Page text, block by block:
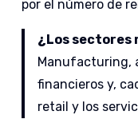
por el número de
¿Los sectores
Manufacturing,
financieros y,
retail y los